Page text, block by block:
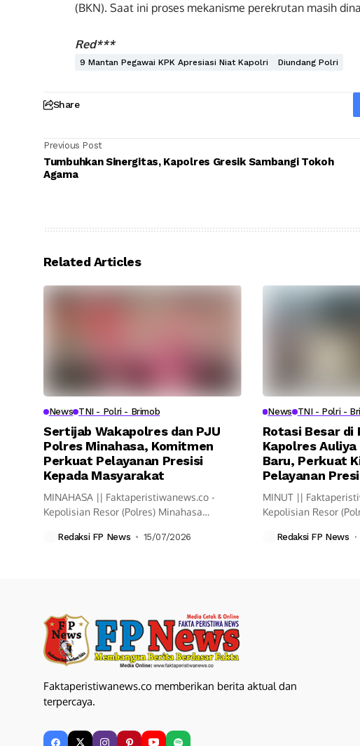
(BKN). Saat ini proses mekanisme perekrutan masih
Red***
9 Mantan Pegawai KPK Apresiasi Niat Kapolri Diundang Polri
Share
Previous Post
Tumbuhkan Sinergitas, Kapolres Gresik Sambangi Tokoh
Agama
Related Articles
News TNI - Polri - Brimob
Sertijab Wakapolres dan PJU
Polres Minahasa, Komitmen
Perkuat Pelayanan Presisi
Kepada Masyarakat
MINAHASA || Faktaperistiwanews.co -
Kepolisian Resor (Polres) Minahasa
Jabatan...
Redaksi FP News 15/07/2026
News TNI - Polri -
Rotasi Besar di
Kapolres
Baru, Perkuat
Pelayanan
MINUT ||
Kepolisian Resor
Redaksi FP News
Faktaperistiwanews.co memberikan berita aktual dan
terpercaya.